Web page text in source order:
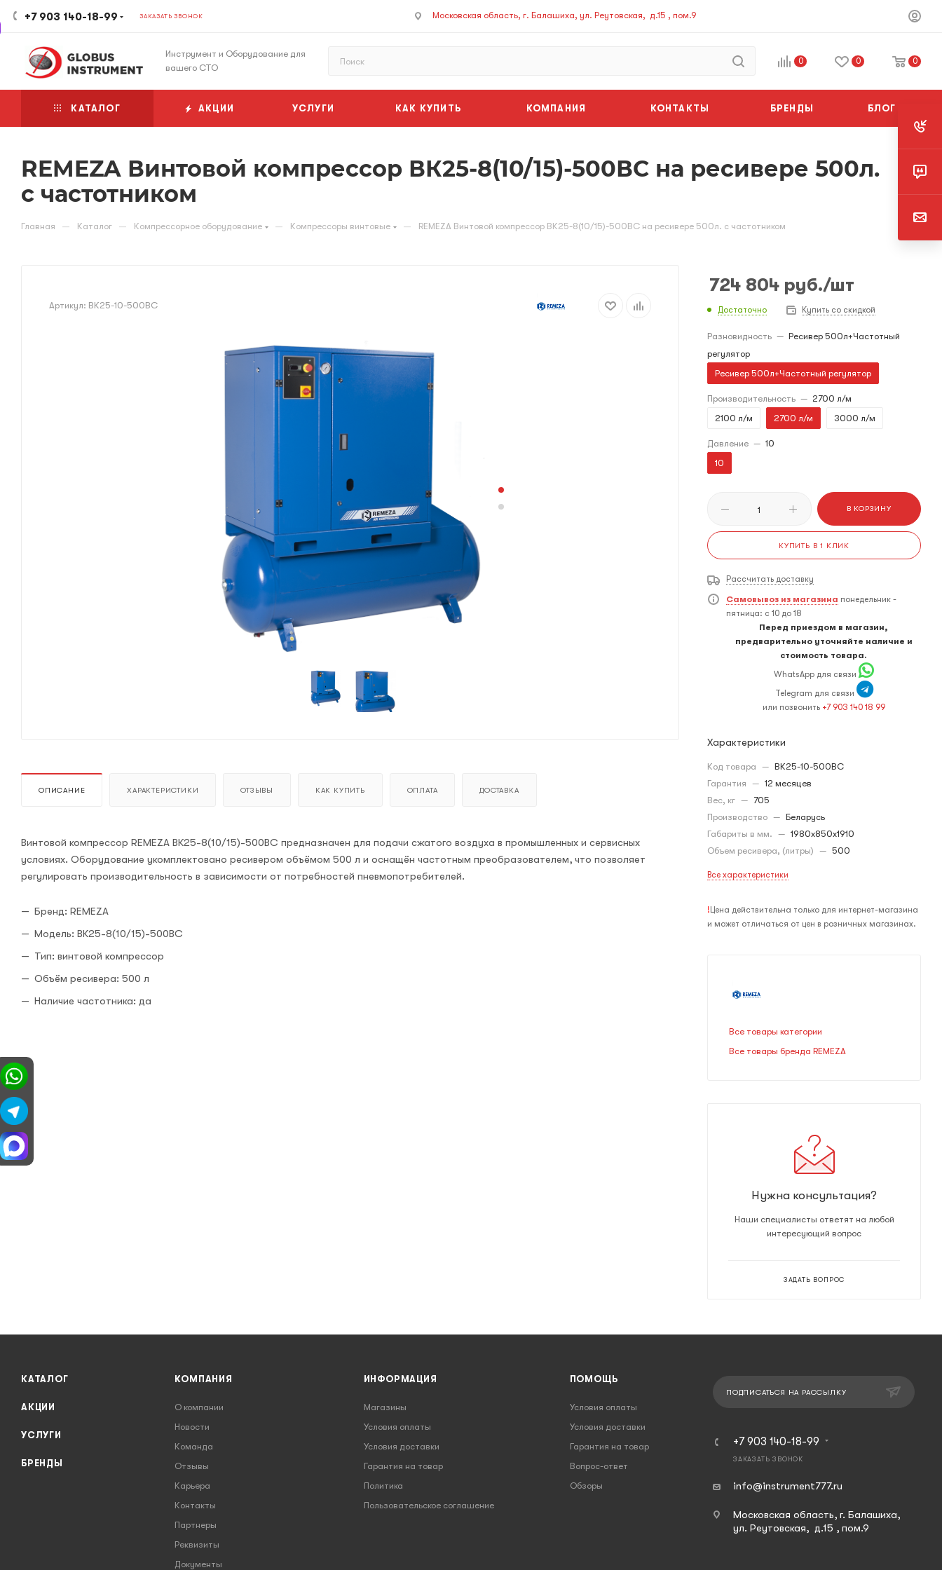
+7 903 140-18-99 ЗАКАЗАТЬ ЗВОНОК Московская область, г. Балашиха, ул. Реутовская, д.15 , пом.9
Инструмент и Оборудование для
вашего СТО
0 0 0
КАТАЛОГ АКЦИИ УСЛУГИ КАК КУПИТЬ КОМПАНИЯ КОНТАКТЫ БРЕНДЫ БЛОГ
REMEZA Винтовой компрессор ВК25-8(10/15)-500ВС на ресивере 500л.
с частотником
Главная — Каталог — Компрессорное оборудование — Компрессоры винтовые — REMEZA Винтовой компрессор ВК25-8(10/15)-500ВС на ресивере 500л. с частотником
Артикул: ВК25-10-500ВС
ОПИСАНИЕ ХАРАКТЕРИСТИКИ ОТЗЫВЫ КАК КУПИТЬ ОПЛАТА ДОСТАВКА
Винтовой компрессор REMEZA ВК25-8(10/15)-500ВС предназначен для подачи сжатого воздуха в промышленных и сервисных
условиях. Оборудование укомплектовано ресивером объёмом 500 л и оснащён частотным преобразователем, что позволяет
регулировать производительность в зависимости от потребностей пневмопотребителей.
Бренд: REMEZA
Модель: ВК25-8(10/15)-500ВС
Тип: винтовой компрессор
Объём ресивера: 500 л
Наличие частотника: да
724 804 руб./шт
Достаточно Купить со скидкой
Разновидность — Ресивер 500л+Частотный
регулятор
Ресивер 500л+Частотный регулятор
Производительность — 2700 л/м
2100 л/м
2700 л/м 3000 л/м
Давление — 10
10
В КОРЗИНУ
КУПИТЬ В 1 КЛИК
Рассчитать доставку
Самовывоз из магазина понедельник -
пятница: с 10 до 18
Перед приездом в магазин,
предварительно уточняйте наличие и
стоимость товара.
WhatsApp для связи
Telegram для связи
или позвонить +7 903 140 18 99
Характеристики
Код товара — ВК25-10-500ВС
Гарантия — 12 месяцев
Вес, кг — 705
Производство — Беларусь
Габариты в мм. — 1980х850х1910
Объем ресивера, (литры) — 500
Все характеристики
! Цена действительна только для интернет-магазина
и может отличаться от цен в розничных магазинах.
Все товары категории
Все товары бренда REMEZA
Нужна консультация?
Наши специалисты ответят на любой
интересующий вопрос
ЗАДАТЬ ВОПРОС
КАТАЛОГ
АКЦИИ
УСЛУГИ
БРЕНДЫ
КОМПАНИЯ
О компании
Новости
Команда
Отзывы
Карьера
Контакты
Партнеры
Реквизиты
Документы
ИНФОРМАЦИЯ
Магазины
Условия оплаты
Условия доставки
Гарантия на товар
Политика
Пользовательское соглашение
ПОМОЩЬ
Условия оплаты
Условия доставки
Гарантия на товар
Вопрос-ответ
Обзоры
ПОДПИСАТЬСЯ НА РАССЫЛКУ
+7 903 140-18-99
ЗАКАЗАТЬ ЗВОНОК
info@instrument777.ru
Московская область, г. Балашиха,
ул. Реутовская, д.15 , пом.9